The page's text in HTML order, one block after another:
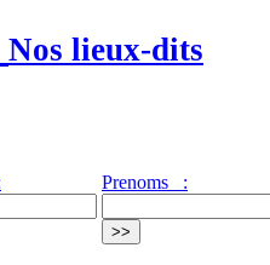
Nos lieux-dits
Prenoms :